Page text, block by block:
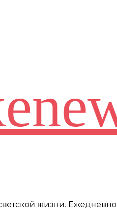
жизни.